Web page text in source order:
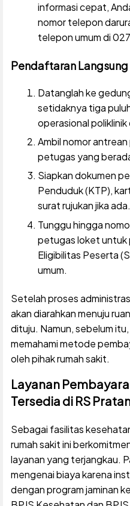
informasi cepat,
nomor telepon
telepon umum di
Pendaftaran
Datanglah ke
setidaknya tiga
operasional poliklinik
Ambil nomor
petugas yang
Siapkan dokumen
Penduduk (KTP),
surat rujukan jika ada.
Tunggu hingga
petugas loket untuk
Eligibilitas Peserta
umum.
Setelah proses
akan diarahkan menuju
dituju. Namun, sebelum
memahami metode
oleh pihak rumah sakit.
Layanan
Tersedia di RS
Sebagai fasilitas
rumah sakit ini
layanan yang terjangkau.
mengenai biaya karena
dengan program jaminan